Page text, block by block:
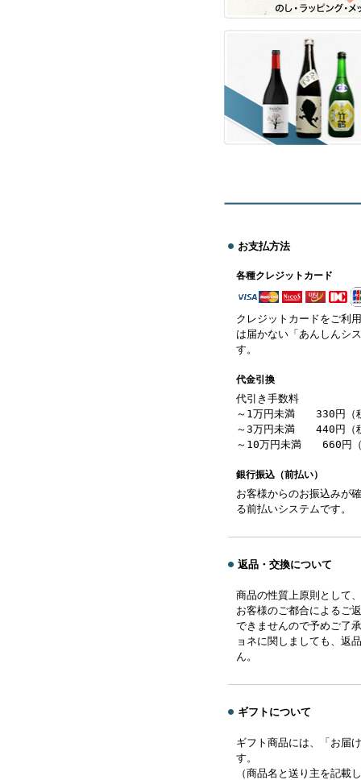
お支払方法
各種クレジットカード
クレジットカードをご利
は届かない「あんしんシ
す。
代金引換
代引き手数料
～1万円未満 330円（
～3万円未満 440円（
～10万円未満 660円（
銀行振込（前払い）
お客様からのお振込みが
る前払いシステムです。
返品・交換について
商品の性質上原則として
お客様のご都合によるご
できませんので予めご了
ョネに関しましても、返
ん。
ギフトについて
ギフト商品には、「お届
す。
（商品名と送り主を記載